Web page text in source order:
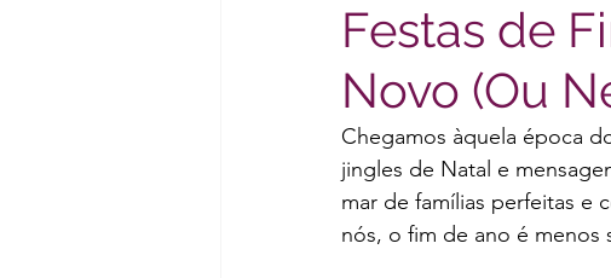
Festas de
Novo (Ou
Chegamos àquela época
jingles de Natal e
mar de famílias perfeitas e
nós, o fim de ano é menos